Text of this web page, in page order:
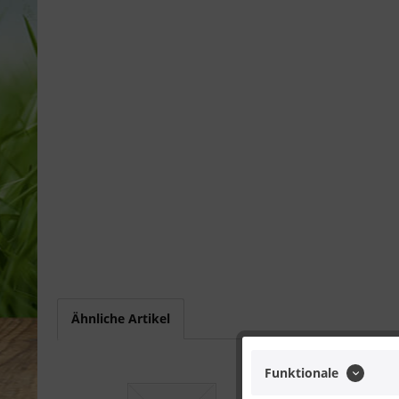
Ähnliche Artikel
Funktionale